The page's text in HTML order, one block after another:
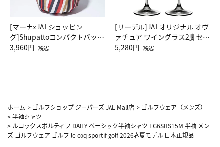
[マーナxJALショッピン
グ]Shupattoコンパクトバッグ
Drop JAL客室乗務員（LC）ス
3,960円 （税込）
[リーデル]JALオリジナル オヴ
ァチュア ワイングラス2脚セッ
ト（レッドワイン）
5,280円 （税込）
ホーム > ゴルフショップ ジーパーズ JAL Mall店 > ゴルフウェア（メンズ）
>半袖シャツ
> ルコックスポルティフ DAILY ベーシック半袖シャツ LG6SHS15M 半袖 メン
ズ ゴルフウェア ゴルフ le coq sportif golf 2026春夏モデル 日本正規品